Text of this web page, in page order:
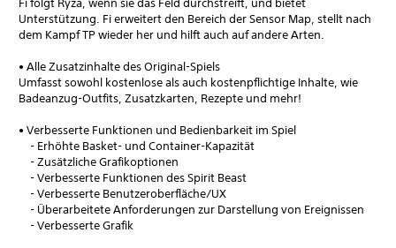
Unterstützung. Fi erweitert den Bereich der Sensor Map, stellt nach
dem Kampf TP wieder her und hilft auch auf andere Arten.
• Alle Zusatzinhalte des Original-Spiels
Umfasst sowohl kostenlose als auch kostenpflichtige Inhalte, wie
Badeanzug-Outfits, Zusatzkarten, Rezepte und mehr!
• Verbesserte Funktionen und Bedienbarkeit im Spiel
- Erhöhte Basket- und Container-Kapazität
- Zusätzliche Grafikoptionen
- Verbesserte Funktionen des Spirit Beast
- Verbesserte Benutzeroberfläche/UX
- Überarbeitete Anforderungen zur Darstellung von Ereignissen
- Verbesserte Grafik